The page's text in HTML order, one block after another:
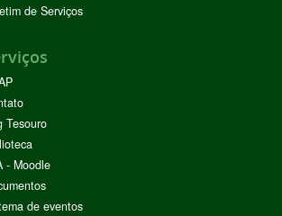
de Serviços
Tesouro
- Moodle
de eventos